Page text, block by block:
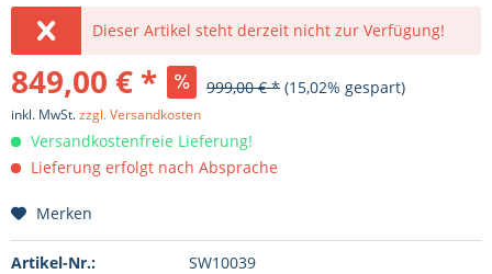
Dieser Artikel steht derzeit nicht zur Verfügung!
849,00 € * 999,00 € * (15,02% gespart)
inkl. MwSt.zzgl. Versandkosten
Versandkostenfreie Lieferung!
Lieferung erfolgt nach Absprache
Merken
Artikel-Nr.: SW10039